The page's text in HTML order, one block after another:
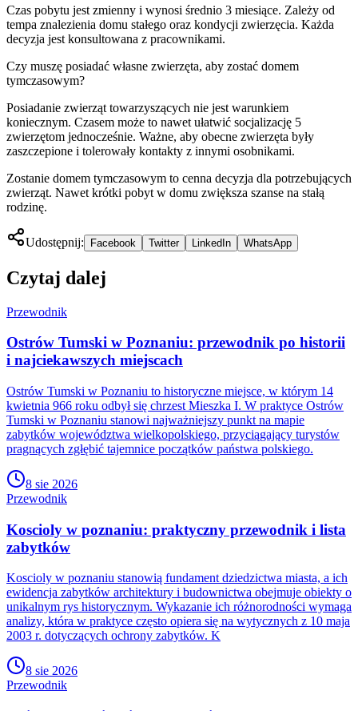
Czas pobytu jest zmienny i wynosi średnio 3 miesiące. Zależy od
tempa znalezienia domu stałego oraz kondycji zwierzęcia. Każda
decyzja jest konsultowana z pracownikami.
Czy muszę posiadać własne zwierzęta, aby zostać domem
tymczasowym?
Posiadanie zwierząt towarzyszących nie jest warunkiem
koniecznym. Czasem może to nawet ułatwić socjalizację 5
zwierzętom jednocześnie. Ważne, aby obecne zwierzęta były
zaszczepione i tolerowały kontakty z innymi osobnikami.
Zostanie domem tymczasowym to cenna decyzja dla potrzebujących
zwierząt. Nawet krótki pobyt w domu zwiększa szanse na stałą
rodzinę.
Udostępnij: Facebook Twitter LinkedIn WhatsApp
Czytaj dalej
Przewodnik
Ostrów Tumski w Poznaniu: przewodnik po historii
i najciekawszych miejscach
Ostrów Tumski w Poznaniu to historyczne miejsce, w którym 14
kwietnia 966 roku odbył się chrzest Mieszka I. W praktyce Ostrów
Tumski w Poznaniu stanowi najważniejszy punkt na mapie
zabytków województwa wielkopolskiego, przyciągający turystów
pragnących zgłębić tajemnice początków państwa polskiego.
8 sie 2026
Przewodnik
Koscioly w poznaniu: praktyczny przewodnik i lista
zabytków
Koscioly w poznaniu stanowią fundament dziedzictwa miasta, a ich
ewidencja zabytków architektury i budownictwa obejmuje obiekty o
unikalnym rys historycznym. Wykazanie ich różnorodności wymaga
analizy, która w praktyce często opiera się na wytycznych z 10 maja
2003 r. dotyczących ochrony zabytków. K
8 sie 2026
Przewodnik